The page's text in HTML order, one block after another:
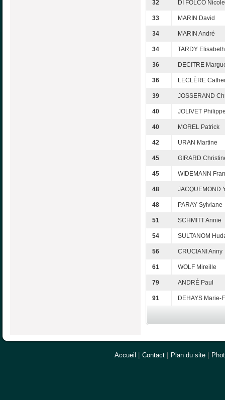
32 DI FOLCO Nicole
33 MARIN David
34 MARIN André
34 TARDY Elisabeth
36 DECITRE
36 LECLÈRE
39 JOSSERAND
40 JOLIVET
40 MOREL Patrick
42 URAN Martine
45 GIRARD
45 WIDEMANN
48 JACQUEMOND
48 PARAY Sylviane
51 SCHMITT Annie
54 SULTANOM
56 CRUCIANI Anny
61 WOLF Mireille
79 ANDRÉ Paul
91 DEHAYS Marie-
Accueil Contact Plan du site